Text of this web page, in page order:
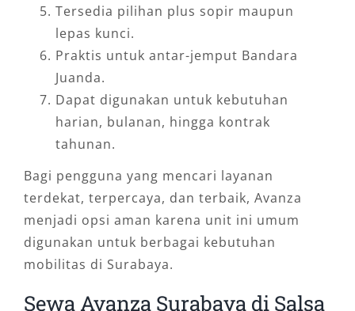
Tersedia pilihan plus sopir maupun
lepas kunci.
Praktis untuk antar-jemput Bandara
Juanda.
Dapat digunakan untuk kebutuhan
harian, bulanan, hingga kontrak
tahunan.
Bagi pengguna yang mencari layanan
terdekat, terpercaya, dan terbaik, Avanza
menjadi opsi aman karena unit ini umum
digunakan untuk berbagai kebutuhan
mobilitas di Surabaya.
Sewa Avanza Surabaya di Salsa